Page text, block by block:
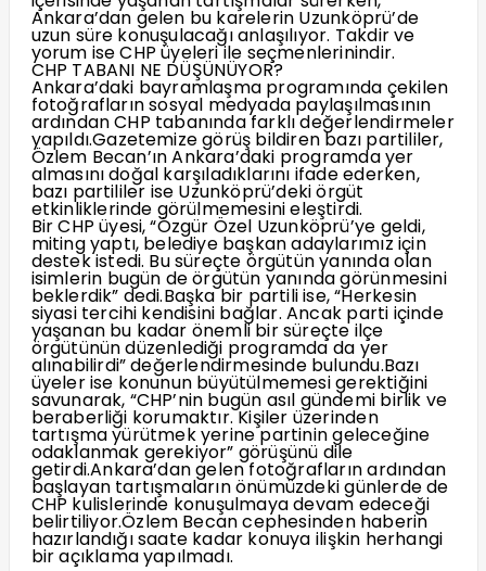
Ankara’dan gelen bu karelerin Uzunköprü’de
uzun süre konuşulacağı anlaşılıyor. Takdir ve
yorum ise CHP üyeleri ile seçmenlerinindir.
CHP TABANI NE DÜŞÜNÜYOR?
Ankara’daki bayramlaşma programında çekilen
fotoğrafların sosyal medyada paylaşılmasının
ardından CHP tabanında farklı değerlendirmeler
yapıldı.Gazetemize görüş bildiren bazı partililer,
Özlem Becan’ın Ankara’daki programda yer
almasını doğal karşıladıklarını ifade ederken,
bazı partililer ise Uzunköprü’deki örgüt
etkinliklerinde görülmemesini eleştirdi.
Bir CHP üyesi, “Özgür Özel Uzunköprü’ye geldi,
miting yaptı, belediye başkan adaylarımız için
destek istedi. Bu süreçte örgütün yanında olan
isimlerin bugün de örgütün yanında görünmesini
beklerdik” dedi.Başka bir partili ise, “Herkesin
siyasi tercihi kendisini bağlar. Ancak parti içinde
yaşanan bu kadar önemli bir süreçte ilçe
örgütünün düzenlediği programda da yer
alınabilirdi” değerlendirmesinde bulundu.Bazı
üyeler ise konunun büyütülmemesi gerektiğini
savunarak, “CHP’nin bugün asıl gündemi birlik ve
beraberliği korumaktır. Kişiler üzerinden
tartışma yürütmek yerine partinin geleceğine
odaklanmak gerekiyor” görüşünü dile
getirdi.Ankara’dan gelen fotoğrafların ardından
başlayan tartışmaların önümüzdeki günlerde de
CHP kulislerinde konuşulmaya devam edeceği
belirtiliyor.Özlem Becan cephesinden haberin
hazırlandığı saate kadar konuya ilişkin herhangi
bir açıklama yapılmadı.